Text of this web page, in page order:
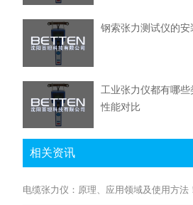
钢索张力测试仪的
工业张力仪都有哪
性能对比
相关资讯
电缆张力仪：原理、应用领域及使用方法！